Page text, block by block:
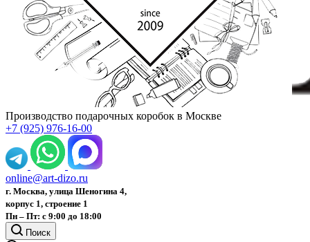
Производство подарочных коробок в Москве
+7 (925) 976-16-00
online@art-dizo.ru
г. Москва, улица Шеногина 4,
корпус 1, строение 1
Пн – Пт: с 9:00 до 18:00
Поиск